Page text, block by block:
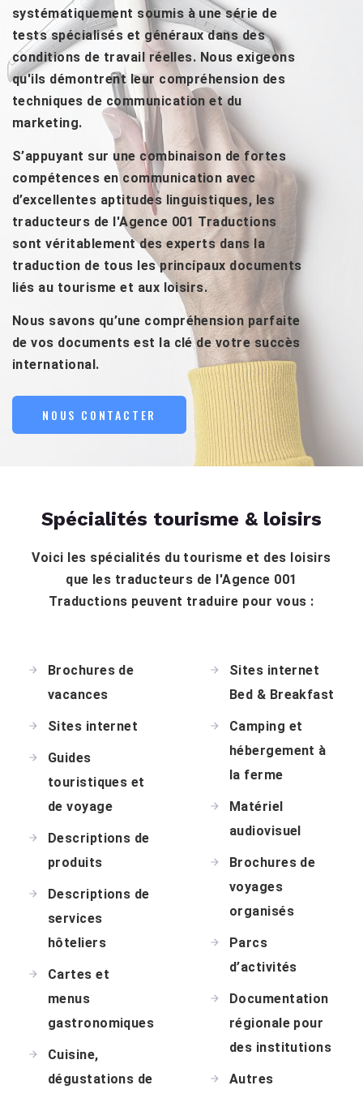
systématiquement soumis à une série de
tests spécialisés et généraux dans des
conditions de travail réelles. Nous exigeons
qu'ils démontrent leur compréhension des
techniques de communication et du
marketing.
S’appuyant sur une combinaison de fortes
compétences en communication avec
d’excellentes aptitudes linguistiques, les
traducteurs de l'Agence 001 Traductions
sont véritablement des experts dans la
traduction de tous les principaux documents
liés au tourisme et aux loisirs.
Nous savons qu’une compréhension parfaite
de vos documents est la clé de votre succès
international.
NOUS CONTACTER
Spécialités tourisme & loisirs
Voici les spécialités du tourisme et des loisirs
que les traducteurs de l'Agence 001
Traductions peuvent traduire pour vous :
Brochures de
vacances
Sites internet
Guides
touristiques et
de voyage
Descriptions de
produits
Descriptions de
services
hôteliers
Cartes et
menus
gastronomiques
Cuisine,
dégustations de
Sites internet
Bed & Breakfast
Camping et
hébergement à
la ferme
Matériel
audiovisuel
Brochures de
voyages
organisés
Parcs
d’activités
Documentation
régionale pour
des institutions
Autres